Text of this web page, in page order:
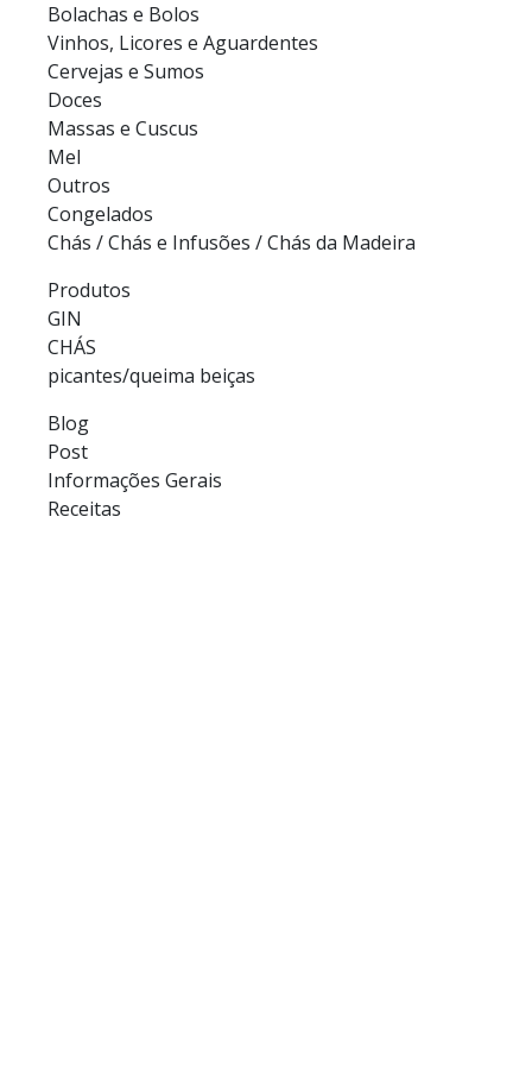
Bolachas e Bolos
Vinhos, Licores e Aguardentes
Cervejas e Sumos
Doces
Massas e Cuscus
Mel
Outros
Congelados
Chás / Chás e Infusões / Chás da Madeira
Produtos
GIN
CHÁS
picantes/queima beiças
Blog
Post
Informações Gerais
Receitas